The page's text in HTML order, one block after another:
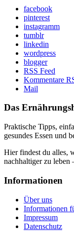
facebook
pinterest
instagramm
tumblr
linkedin
wordpress
blogger
RSS Feed
Kommentare
Mail
Das
Praktische Tipps,
gesundes Essen und
Hier findest du alles,
nachhaltiger zu leben
Informationen
Über uns
Informationen
Impressum
Datenschutz